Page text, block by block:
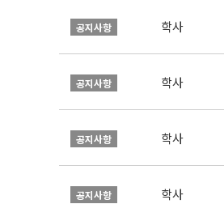
공지사항 학사
공지사항 학사
공지사항 학사
공지사항 학사